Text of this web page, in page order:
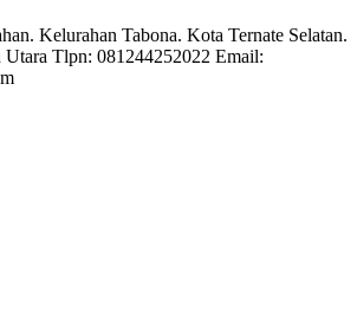
Kelurahan Tabona. Kota Ternate Selatan.
Tlpn: 081244252022 Email: